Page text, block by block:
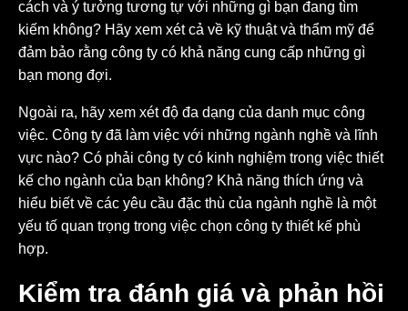
cách và ý tưởng tương tự với những gì bạn đang tìm
kiếm không? Hãy xem xét cả về kỹ thuật và thẩm mỹ để
đảm bảo rằng công ty có khả năng cung cấp những gì
bạn mong đợi.
Ngoài ra, hãy xem xét độ đa dạng của danh mục công
việc. Công ty đã làm việc với những ngành nghề và lĩnh
vực nào? Có phải công ty có kinh nghiệm trong việc thiết
kế cho ngành của bạn không? Khả năng thích ứng và
hiểu biết về các yêu cầu đặc thù của ngành nghề là một
yếu tố quan trọng trong việc chọn công ty thiết kế phù
hợp.
Kiểm tra đánh giá và phản hồi